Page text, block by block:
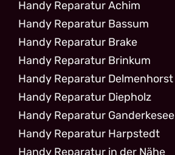
Handy Reparatur Achim
Handy Reparatur Bassum
Handy Reparatur Brake
Handy Reparatur Brinkum
Handy Reparatur Delmenhorst
Handy Reparatur Diepholz
Handy Reparatur Ganderkesee
Handy Reparatur Harpstedt
Handy Reparatur in der Nähe